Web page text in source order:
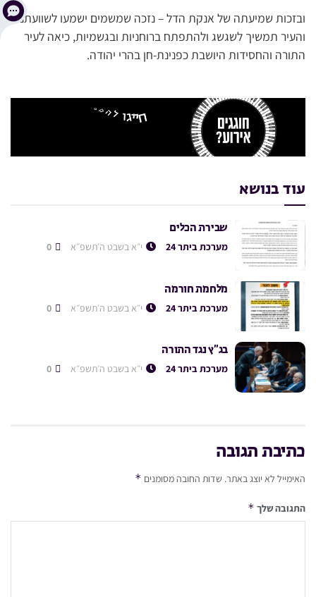
ובזכות שמיעתה של אנקת הדל – נזכה שמשמים ישמעו לשוועתנו
והעיר תמשיך לשגשג ולהתפתח ברוחניות ובגשמיות, כיאה לעיר
התורה והחסידות היושבת כפנינת-חן בהרי יהודה.
עוד בנושא
שבירת הכלים
מערכת ביתר 24 י״א בשבט ה׳תשפ״א
מלחמת חורמה
מערכת ביתר 24 י״א בשבט ה׳תשפ״א
בג”ץ נגד התורה
מערכת ביתר 24 י״א בשבט ה׳תשפ״א
כתיבת תגובה
האימייל לא יוצג באתר. שדות החובה מסומנים *
התגובה שלך *